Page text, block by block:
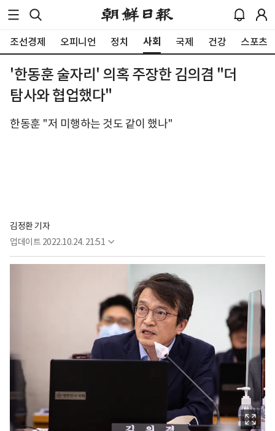
조선경제 오피니언 정치 사회 국제 건강 스포츠
'한동훈 술자리' 의혹 주장한 김의겸 "더
탐사와 협업했다"
한동훈 "저 미행하는 것도 같이 했나"
김정환 기자
업데이트 2022.10.24. 21:51